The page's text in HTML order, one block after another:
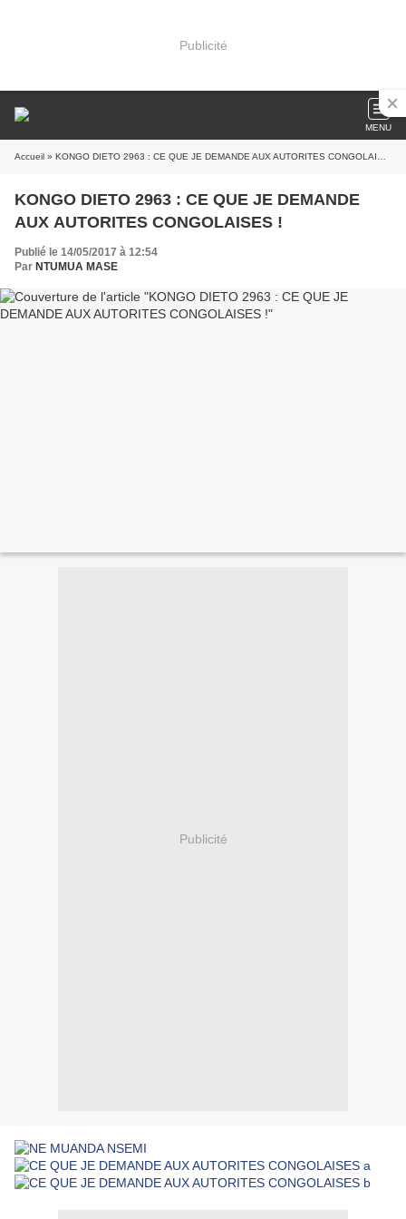
Publicité
MENU
Accueil » KONGO DIETO 2963 : CE QUE JE DEMANDE AUX AUTORITES CONGOLAISES !
KONGO DIETO 2963 : CE QUE JE DEMANDE
AUX AUTORITES CONGOLAISES !
Publié le 14/05/2017 à 12:54
Par NTUMUA MASE
Publicité